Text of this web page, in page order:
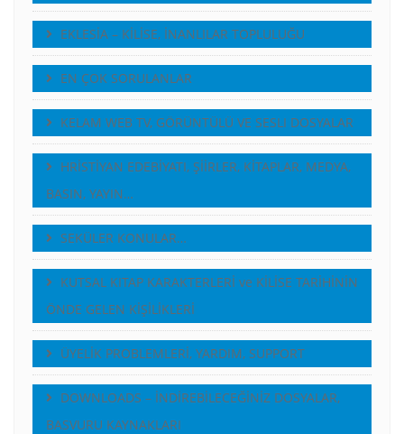
EKLESİA – KİLİSE, İNANLILAR TOPLULUĞU
EN ÇOK SORULANLAR
KELAM WEB TV, GÖRÜNTÜLÜ VE SESLI DOSYALAR
HRİSTİYAN EDEBİYATI, ŞİİRLER, KİTAPLAR, MEDYA,
BASIN, YAYIN…
SEKÜLER KONULAR…
KUTSAL KITAP KARAKTERLERİ ve KİLİSE TARİHİNİN
ÖNDE GELEN KİŞİLİKLERİ
ÜYELİK PROBLEMLERİ, YARDIM, SUPPORT
DOWNLOADS – İNDİREBİLECEĞİNİZ DOSYALAR,
BASVURU KAYNAKLARI